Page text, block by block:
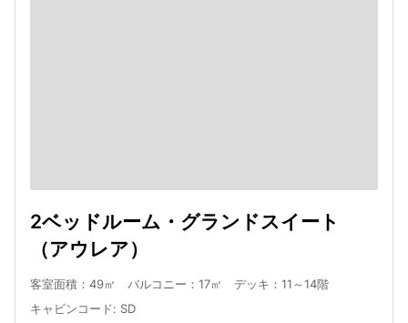
2ベッドルーム・グランドスイート
（アウレア）
客室面積：49㎡ バルコニー：17㎡ デッキ：11～14階
キャビンコード: SD